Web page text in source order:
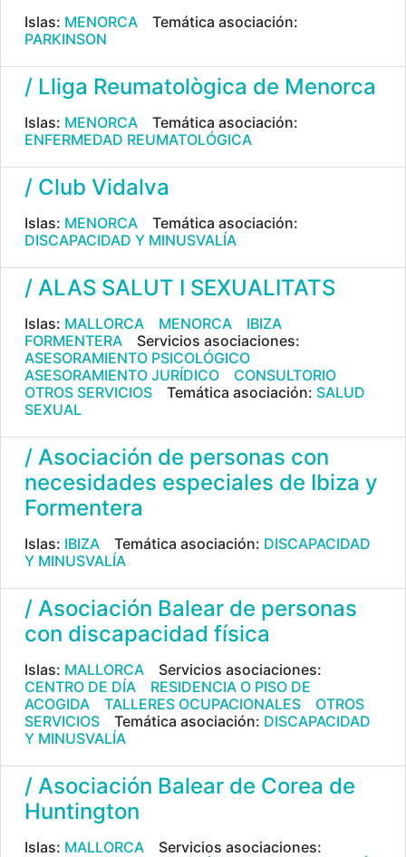
Islas: MENORCA
Temática asociación:
PARKINSON
/ Lliga Reumatològica de Menorca
Islas: MENORCA
Temática asociación:
ENFERMEDAD REUMATOLÓGICA
/ Club Vidalva
Islas: MENORCA
Temática asociación:
DISCAPACIDAD Y MINUSVALÍA
/ ALAS SALUT I SEXUALITATS
Islas: MALLORCA MENORCA
IBIZA
FORMENTERA
Servicios asociaciones:
ASESORAMIENTO PSICOLÓGICO
ASESORAMIENTO JURÍDICO
CONSULTORIO
OTROS SERVICIOS
Temática asociación: SALUD
SEXUAL
/ Asociación de personas con
necesidades especiales de Ibiza y
Formentera
Islas: IBIZA Temática asociación: DISCAPACIDAD
Y MINUSVALÍA
/ Asociación Balear de personas
con discapacidad física
Islas: MALLORCA
Servicios asociaciones:
CENTRO DE DÍA
RESIDENCIA O PISO DE
ACOGIDA
TALLERES OCUPACIONALES
OTROS
SERVICIOS
Temática asociación: DISCAPACIDAD
Y MINUSVALÍA
/ Asociación Balear de Corea de
Huntington
Islas: MALLORCA
Servicios asociaciones: